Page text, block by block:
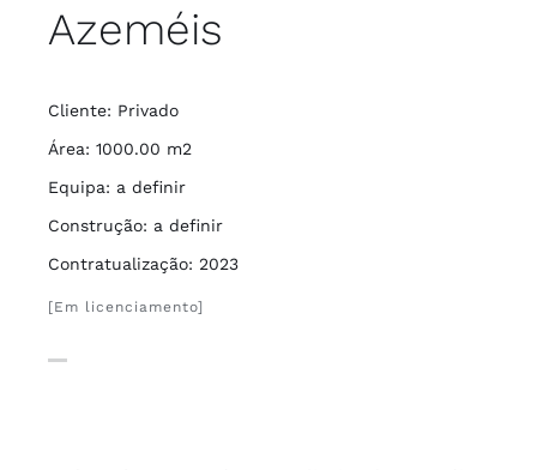
Azeméis
Cliente: Privado
Área: 1000.00 m2
Equipa: a definir
Construção: a definir
Contratualização: 2023
[Em licenciamento]